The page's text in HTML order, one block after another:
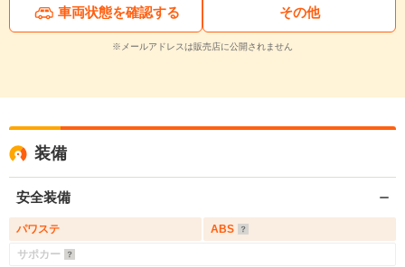
車両状態を確認する その他
※メールアドレスは販売店に公開されません
装備
安全装備
パワステ
ABS
サポカー